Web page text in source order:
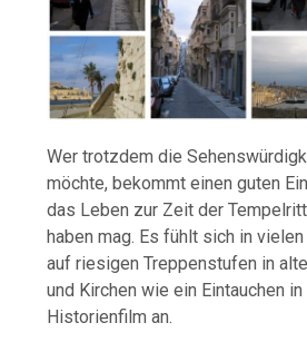
Wer trotzdem die
möchte, bekommt einen guten
das Leben zur Zeit der
haben mag. Es fühlt sich in
auf riesigen Treppenstufen in
und Kirchen wie ein Eintauchen in
Historienfilm an.